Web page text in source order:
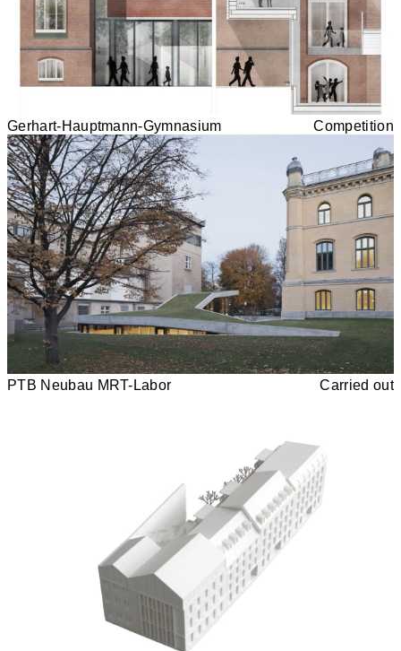
Gerhart-Hauptmann-Gymnasium Competition
PTB Neubau MRT-Labor Carried out